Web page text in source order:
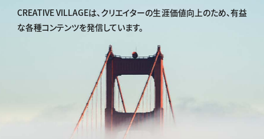
CREATIVE VILLAGEは、 クリエイターの生涯価値向上のため、有益
な各種コンテンツを発信しています。